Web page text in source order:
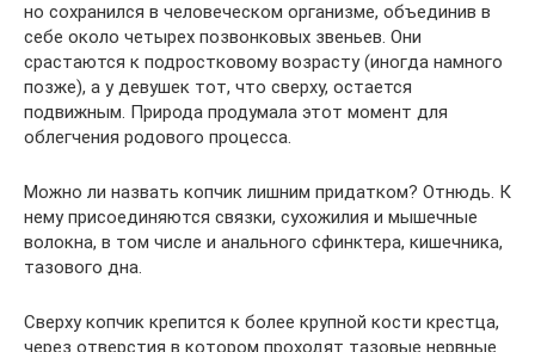
но сохранился в человеческом организме, объединив в
себе около четырех позвонковых звеньев. Они
срастаются к подростковому возрасту (иногда намного
позже), а у девушек тот, что сверху, остается
подвижным. Природа продумала этот момент для
облегчения родового процесса.
Можно ли назвать копчик лишним придатком? Отнюдь. К
нему присоединяются связки, сухожилия и мышечные
волокна, в том числе и анального сфинктера, кишечника,
тазового дна.
Сверху копчик крепится к более крупной кости крестца,
через отверстия в котором проходят тазовые нервные